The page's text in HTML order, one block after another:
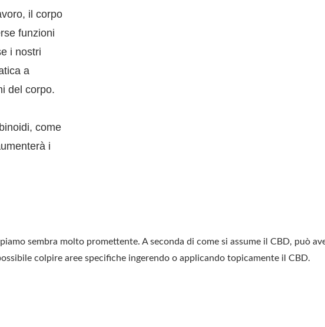
il corpo
funzioni
i nostri
a
del corpo.
come
i
sembra molto promettente. A seconda di come si assume il CBD, può
colpire aree specifiche ingerendo o applicando topicamente il CBD.